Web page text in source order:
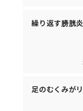
繰り返す膀胱
足のむくみが